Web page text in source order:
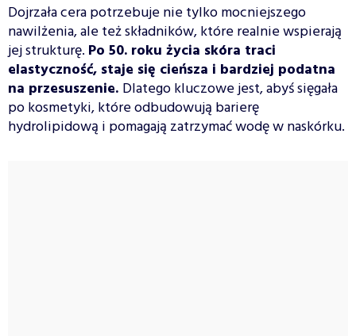
Dojrzała cera potrzebuje nie tylko mocniejszego
nawilżenia, ale też składników, które realnie wspierają
jej strukturę. Po 50. roku życia skóra traci
elastyczność, staje się cieńsza i bardziej podatna
na przesuszenie. Dlatego kluczowe jest, abyś sięgała
po kosmetyki, które odbudowują barierę
hydrolipidową i pomagają zatrzymać wodę w naskórku.